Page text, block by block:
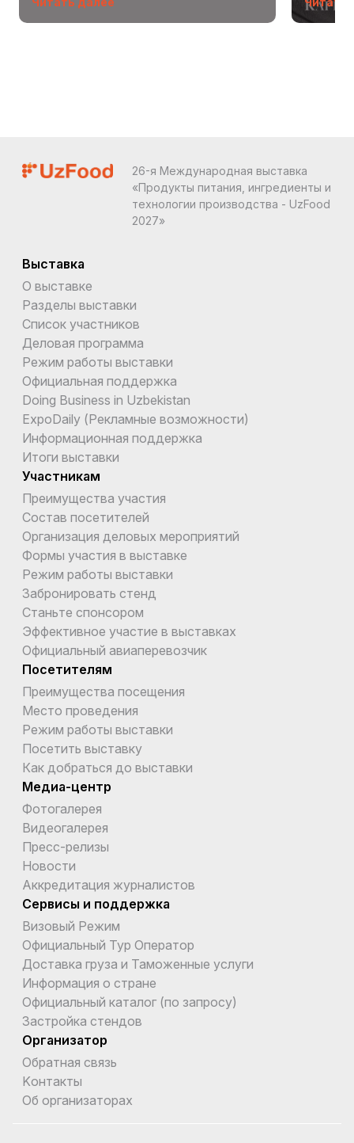
26-я Международная выставка
«Продукты питания, ингредиенты и
технологии производства - UzFood
2027»
Выставка
О выставке
Разделы выставки
Список участников
Деловая программа
Режим работы выставки
Официальная поддержка
Doing Business in Uzbekistan
ExpoDaily (Рекламные возможности)
Информационная поддержка
Итоги выставки
Участникам
Преимущества участия
Состав посетителей
Организация деловых мероприятий
Формы участия в выставке
Режим работы выставки
Забронировать стенд
Станьте спонсором
Эффективное участие в выставках
Официальный авиаперевозчик
Посетителям
Преимущества посещения
Место проведения
Режим работы выставки
Посетить выставку
Как добраться до выставки
Медиа-центр
Фотогалерея
Видеогалерея
Пресс-релизы
Новости
Аккредитация журналистов
Сервисы и поддержка
Визовый Режим
Официальный Тур Оператор
Доставка груза и Таможенные услуги
Информация о стране
Официальный каталог (по запросу)
Застройка стендов
Организатор
Обратная связь
Kонтакты
Об организаторах